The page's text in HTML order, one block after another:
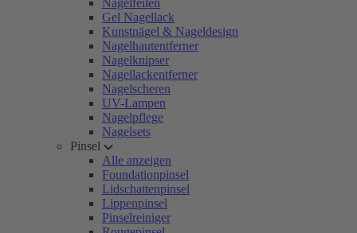
Nagelfeilen
Gel Nagellack
Kunstnägel & Nageldesign
Nagelhautentferner
Nagelknipser
Nagellackentferner
Nagelscheren
UV-Lampen
Nagelpflege
Nagelsets
Pinsel
Alle anzeigen
Foundationpinsel
Lidschattenpinsel
Lippenpinsel
Pinselreiniger